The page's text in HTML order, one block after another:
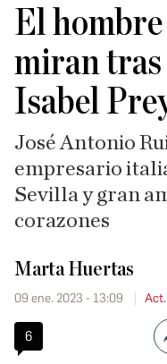
El
miran
Isabel
José Antonio
empresario
Sevilla y gran
corazones
Marta Huertas
09 ene. 2023 - 13:09
6